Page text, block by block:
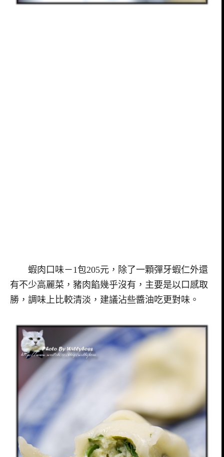
蝦肉口味－1包205元，除了一顆彈牙蝦仁外還
有不少高麗菜，豬肉餡幾乎沒有，主要是以口感取
勝，調味上比較清淡，建議沾些醬油吃更對味。